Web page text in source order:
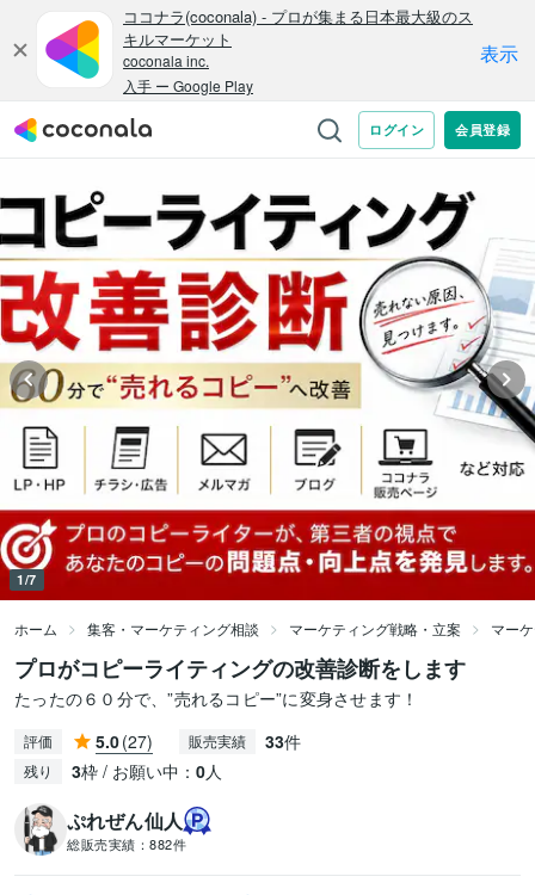
1/7
ホーム 集客・マーケティング相談 マーケティング戦略・立案 マー
プロがコピーライティングの改善診断をします
たったの６０分で、”売れるコピー”に変身させます！
評価 5.0(27) 販売実績 33件
残り 3枠 / お願い中： 0人
ぷれぜん仙人
総販売実績： 882件